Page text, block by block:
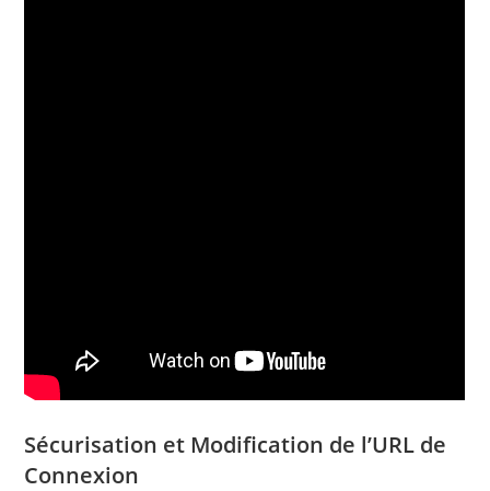
Sécurisation et Modification de l’URL de
Connexion